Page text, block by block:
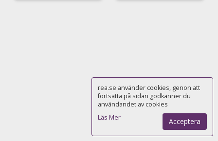
rea.se använder cookies, genon att
fortsätta på sidan godkänner du
användandet av cookies
Läs Mer
Acceptera